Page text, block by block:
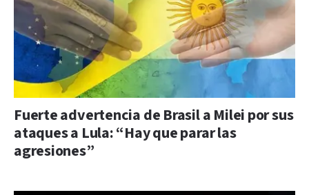
Fuerte advertencia de Brasil a Milei por sus
ataques a Lula: “Hay que parar las
agresiones”